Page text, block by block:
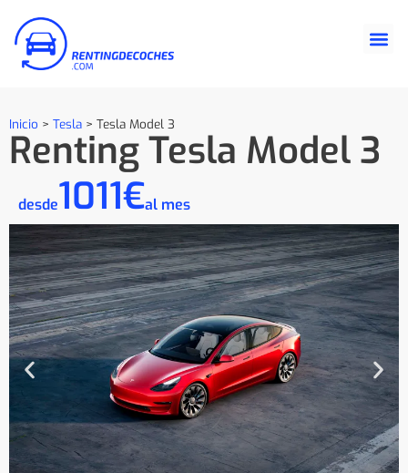
Inicio > Tesla > Tesla Model 3
Renting Tesla Model 3
desde1011€al mes